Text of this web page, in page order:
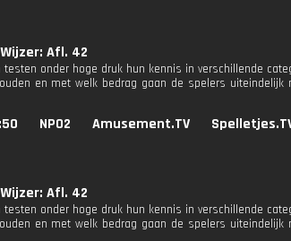
Afl. 42
testen onder hoge druk hun kennis in verschillende
en met welk bedrag gaan de spelers
NPO2 Amusement.TV
Afl. 42
testen onder hoge druk hun kennis in verschillende
en met welk bedrag gaan de spelers